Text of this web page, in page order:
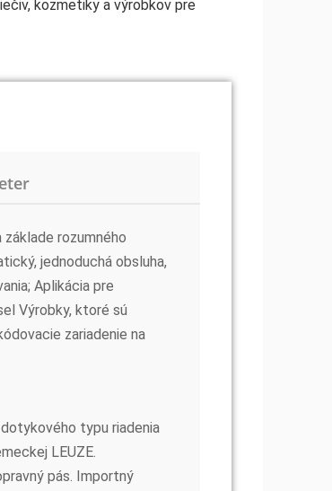
kozmetiky a výrobkov pre
rozumného
jednoduchá obsluha,
Aplikácia pre
Výrobky, ktoré sú
zariadenie na
typu riadenia
LEUZE.
pás. Importný